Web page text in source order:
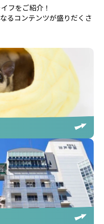
フをご紹介！
るコンテンツが盛りだくさ